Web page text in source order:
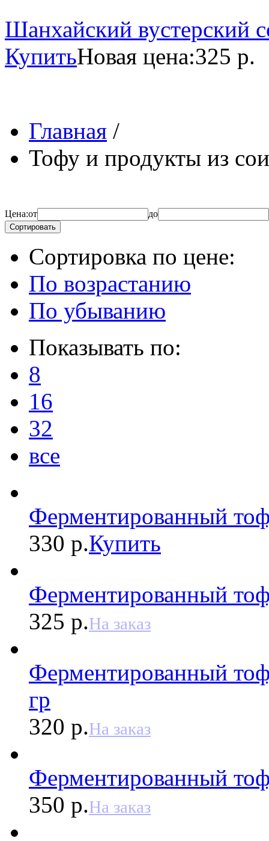
Шанхайский вустерский
КупитьНовая цена:325 р.
Главная /
Тофу и продукты из сои
Цена:от до
Сортировать
Сортировка по цене:
По возрастанию
По убыванию
Показывать по:
8
16
32
все
Ферментированный
330 р.Купить
Ферментированный
325 р.На заказ
Ферментированный
гр
320 р.На заказ
Ферментированный
350 р.На заказ